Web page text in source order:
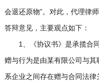
会退还原物”。对此，代理律
答辩意见，主要观点如下：
1、《协议书》是承揽合
赠与行为是由某有限公司与
系企业之间存在赠与合同法